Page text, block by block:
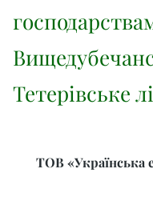
Тетерівське
ТОВ «Українська